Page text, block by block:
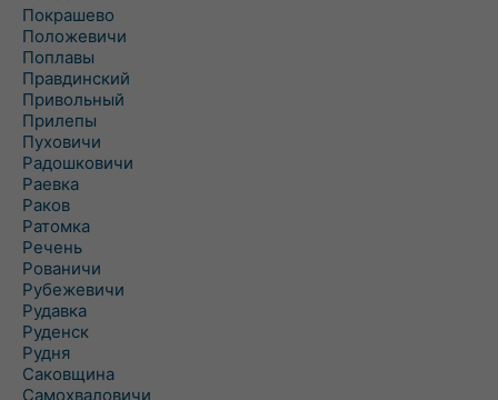
Покрашево
Положевичи
Поплавы
Правдинский
Привольный
Прилепы
Пуховичи
Радошковичи
Раевка
Раков
Ратомка
Речень
Рованичи
Рубежевичи
Рудавка
Руденск
Рудня
Саковщина
Самохваловичи